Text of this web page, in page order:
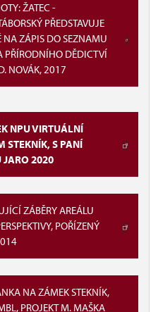
ŽATEC -
PŘEDSTAVUJE
NA ZÁPIS DO SEZNAMU
PŘÍRODNÍHO DĚDICTVÍ
NOVÁK, 2017
NPU VIRTUÁLNÍ
STEKNÍK, S PANÍ
JARO 2020
ZÁBĚRY AREÁLU
POŘÍZENÝ
NA ZÁMEK STEKNÍK,
PROJEKT M. MAŠKA